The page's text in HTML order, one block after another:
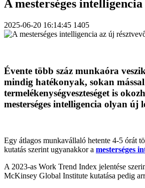
A mesterséges
2025-06-20 16:14:45 1405
Évente több száz munkaóra
mindig hatékonyak, sokan
termelékenységveszteséget is
mesterséges intelligencia olyan
Egy átlagos munkavállaló hetente 4-5 órát
kutatás szerint ugyanakkor a mesterséges
A 2023-as Work Trend Index jelentése
McKinsey Global Institute kutatása pedig